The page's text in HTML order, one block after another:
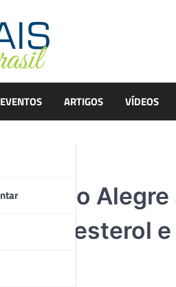
EVENTOS ARTIGOS VÍDEOS
Porto
colesterol